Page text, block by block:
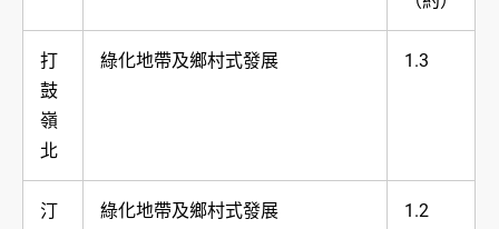
打
鼓
嶺
北
綠化地帶及鄉村式發展 1.3
汀
綠化地帶及鄉村式發展 1.2